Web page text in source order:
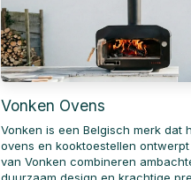
Vonken Ovens
Vonken is een Belgisch merk dat
ovens en kooktoestellen
van Vonken combineren